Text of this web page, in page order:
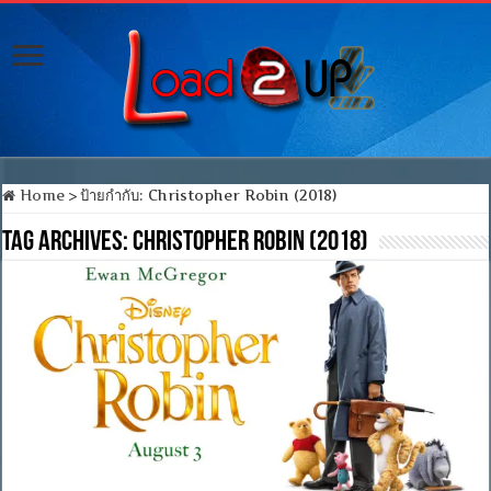
Home > ป้ายกำกับ: Christopher Robin (2018)
Tag Archives:Christopher Robin (2018)